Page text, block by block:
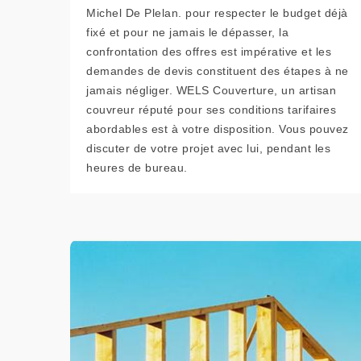
Michel De Plelan. pour respecter le budget déjà
fixé et pour ne jamais le dépasser, la
confrontation des offres est impérative et les
demandes de devis constituent des étapes à ne
jamais négliger. WELS Couverture, un artisan
couvreur réputé pour ses conditions tarifaires
abordables est à votre disposition. Vous pouvez
discuter de votre projet avec lui, pendant les
heures de bureau.